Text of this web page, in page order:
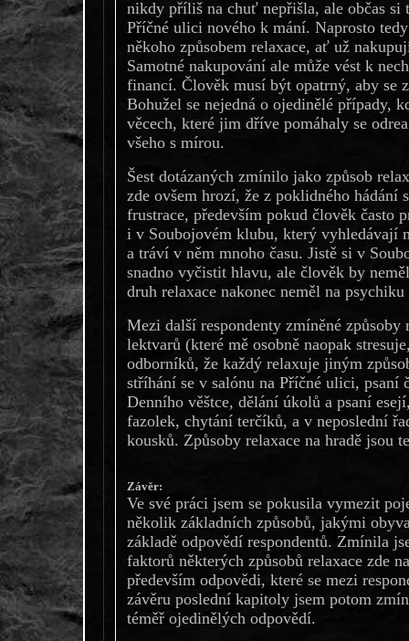
nikdy příliš na chuť nepřišla, ale občas si
Příčné ulici nového k mání. Naprosto
někoho způsobem relaxace, ať už
Samotné nakupování ale může vést k
financí. Člověk musí být opatrný, aby se
Bohužel se nejedná o ojedinělé případy,
věcech, které jim dříve pomáhaly se
všeho s mírou.
Šest dotázaných zmínilo jako způsob
zde ovšem hrozí, že z poklidného hádání
frustrace, především pokud člověk často
i v Soubojovém klubu, který vyhledávají
a tráví v něm mnoho času. Jistě si v
snadno vyčistit hlavu, ale člověk by
druh relaxace nakonec neměl na psychiku
Mezi další respondenty zmíněné
lektvarů (které mě osobně naopak
odborníků, že každý relaxuje jiným
stříhání se v salónu na Příčné ulici, psaní
Denního věštce, dělání úkolů a psaní
fazolek, chytání terčíků, a v neposlední
kousků. Způsoby relaxace na hradě jsou
Závěr:
Ve své práci jsem se pokusila vymezit
několik základních způsobů, jakými
základě odpovědí respondentů. Zmínila
faktorů některých způsobů relaxace zde
především odpovědi, které se mezi
závěru poslední kapitoly jsem potom
téměř ojedinělých odpovědí.